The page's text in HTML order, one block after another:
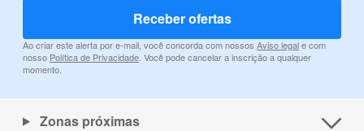
Receber ofertas
Ao criar este alerta por e-mail, você concorda com nossos Aviso legale com
nosso Política de Privacidade . Você pode cancelar a inscrição a qualquer
momento.
Zonas próximas